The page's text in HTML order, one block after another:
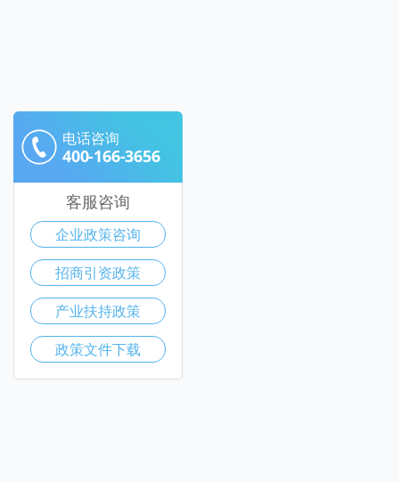
电话咨询
400-166-3656
客服咨询
企业政策咨询
招商引资政策
产业扶持政策
政策文件下载